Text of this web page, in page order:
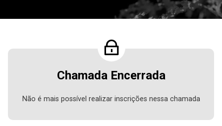
Chamada Encerrada
Não é mais possível realizar inscrições nessa chamada